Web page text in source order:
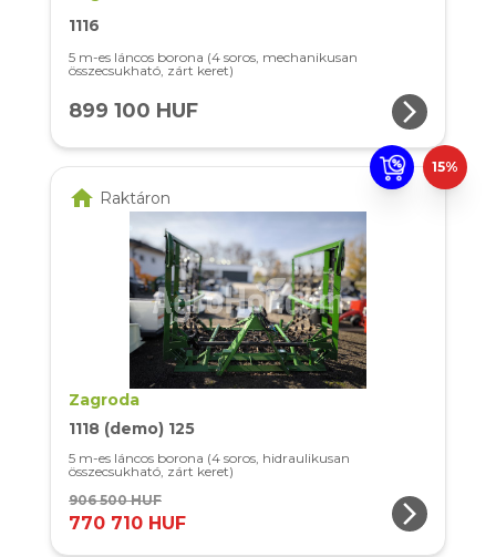
1116
5 m-es láncos borona (4 soros, mechanikusan
összecsukható, zárt keret)
899 100 HUF arrow_forward_ios
15%
home Raktáron
Zagroda
1118 (demo) 125
5 m-es láncos borona (4 soros, hidraulikusan
összecsukható, zárt keret)
906 500 HUF
770 710 HUF arrow_forward_ios